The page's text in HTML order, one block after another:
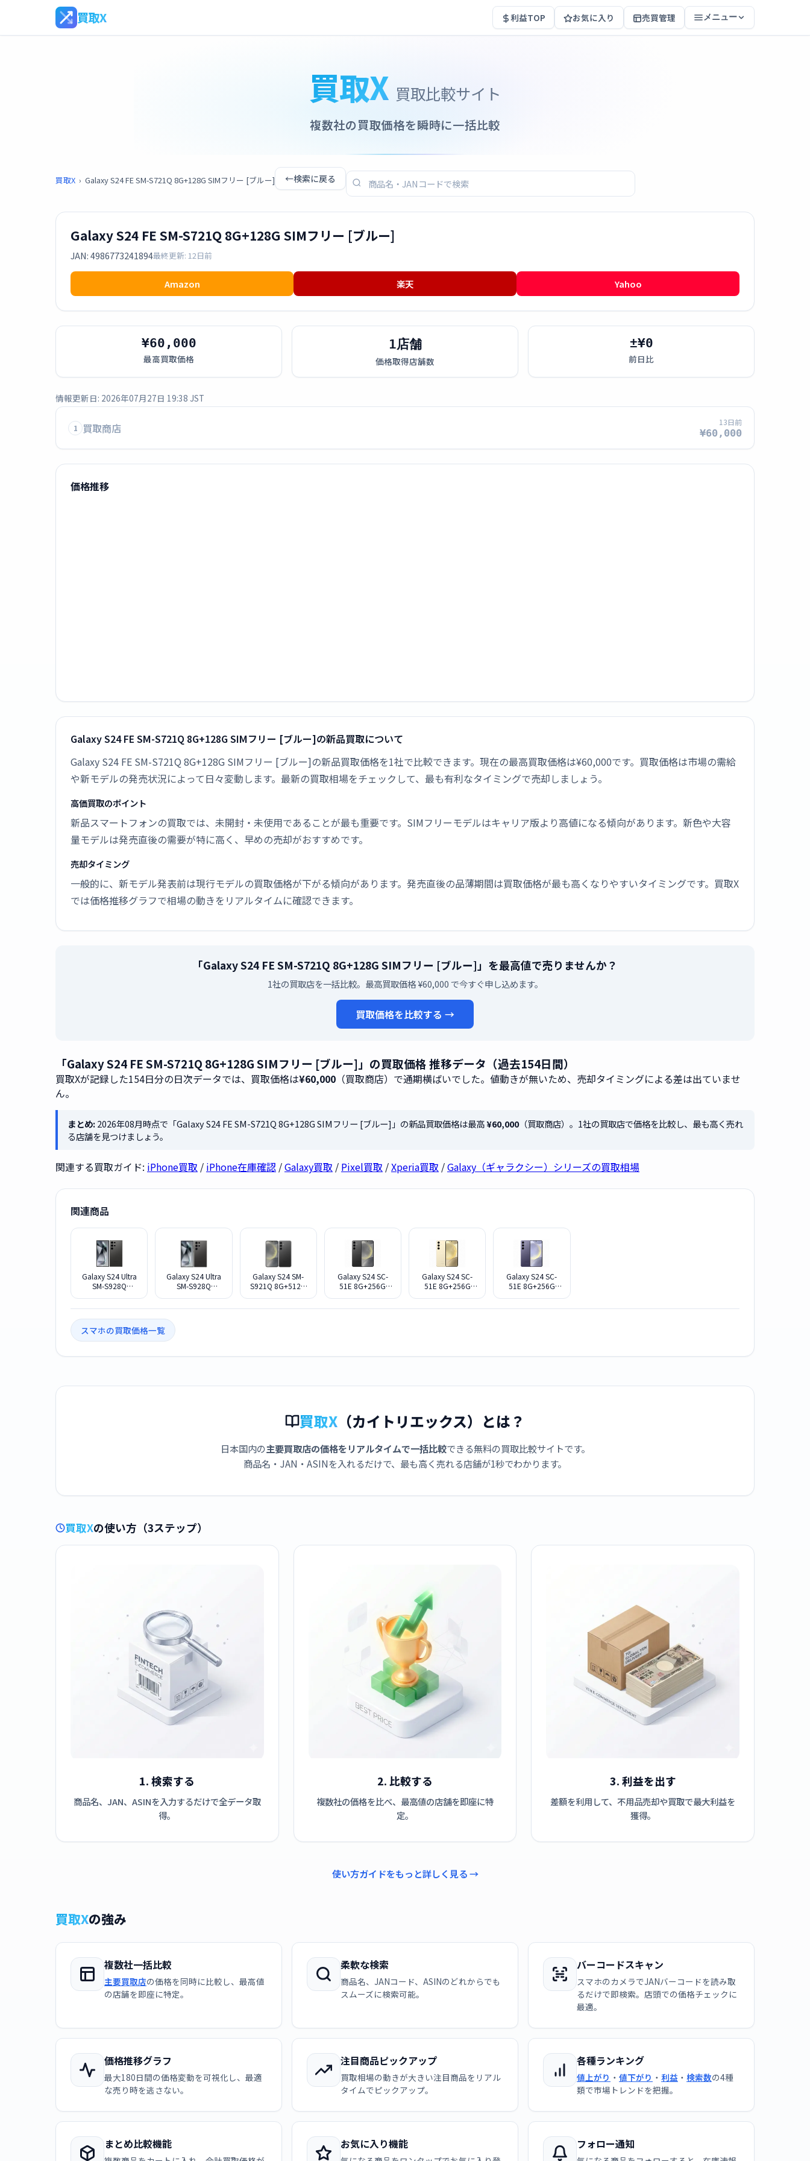
買取X 利益TOP お気に入り 売買管理 メニュー
買取X 買取比較サイト
複数社の買取価格を瞬時に一括比較
買取X › Galaxy S24 FE SM-S721Q 8G+128G SIMフリー [ブルー] ←検索に戻る
Galaxy S24 FE SM-S721Q 8G+128G SIMフリー [ブルー]
JAN: 4986773241894最終更新: 12日前
Amazon 楽天 Yahoo
¥60,000
最高買取価格
1店舗
価格取得店舗数
±¥0
前日比
情報更新日: 2026年07月27日 19:38 JST
1 買取商店 13日前
¥60,000
価格推移
Galaxy S24 FE SM-S721Q 8G+128G SIMフリー [ブルー]の新品買取について
Galaxy S24 FE SM-S721Q 8G+128G SIMフリー [ブルー]の新品買取価格を1社で比較できます。現在の最高買取価格は¥60,000です。買取価格は市場の需給
や新モデルの発売状況によって日々変動します。最新の買取相場をチェックして、最も有利なタイミングで売却しましょう。
高価買取のポイント
新品スマートフォンの買取では、未開封・未使用であることが最も重要です。SIMフリーモデルはキャリア版より高値になる傾向があります。新色や大容
量モデルは発売直後の需要が特に高く、早めの売却がおすすめです。
売却タイミング
一般的に、新モデル発表前は現行モデルの買取価格が下がる傾向があります。発売直後の品薄期間は買取価格が最も高くなりやすいタイミングです。買取X
では価格推移グラフで相場の動きをリアルタイムに確認できます。
「Galaxy S24 FE SM-S721Q 8G+128G SIMフリー [ブルー]」を最高値で売りませんか？
1社の買取店を一括比較。最高買取価格 ¥60,000 で今すぐ申し込めます。
買取価格を比較する →
「Galaxy S24 FE SM-S721Q 8G+128G SIMフリー [ブルー]」の買取価格 推移データ（過去154日間）
買取Xが記録した154日分の日次データでは、買取価格は¥60,000 （買取商店）で通期横ばいでした。値動きが無いため、売却タイミングによる差は出ていませ
ん。
まとめ:2026年08月時点で「Galaxy S24 FE SM-S721Q 8G+128G SIMフリー [ブルー]」の新品買取価格は最高¥60,000（買取商店）。1社の買取店で価格を比較し、最も高く売れ
る店舗を見つけましょう。
関連する買取ガイド: iPhone買取 / iPhone在庫確認 /Galaxy買取 / Pixel買取 /Xperia買取 /Galaxy（ギャラクシー）シリーズの買取相場
関連商品
Galaxy S24 Ultra
SM-S928Q
Galaxy S24 Ultra
SM-S928Q
Galaxy S24 SM-
S921Q 8G+512G
Galaxy S24 SC-
51E 8G+256G
Galaxy S24 SC-
51E 8G+256G
Galaxy S24 SC-
51E 8G+256G
スマホの買取価格一覧
買取X （カイトリエックス）とは？
日本国内の主要買取店の価格をリアルタイムで一括比較できる無料の買取比較サイトです。
商品名・JAN・ASINを入れるだけで、最も高く売れる店舗が1秒でわかります。
買取Xの使い方（3ステップ）
1. 検索する
商品名、JAN、ASINを入力するだけで全データ取
得。
2. 比較する
複数社の価格を比べ、最高値の店舗を即座に特
定。
3. 利益を出す
差額を利用して、不用品売却や買取で最大利益を
獲得。
使い方ガイドをもっと詳しく見る →
買取Xの強み
複数社一括比較
主要買取店の価格を同時に比較し、最高値
の店舗を即座に特定。
柔軟な検索
商品名、JANコード、ASINのどれからでも
スムーズに検索可能。
バーコードスキャン
スマホのカメラでJANバーコードを読み取
るだけで即検索。店頭での価格チェックに
最適。
価格推移グラフ
最大180日間の価格変動を可視化し、最適
な売り時を逃さない。
注目商品ピックアップ
買取相場の動きが大きい注目商品をリアル
タイムでピックアップ。
各種ランキング
値上がり ・ 値下がり ・ 利益 ・ 検索数の4種
類で市場トレンドを把握。
まとめ比較機能 お気に入り機能 フォロー通知